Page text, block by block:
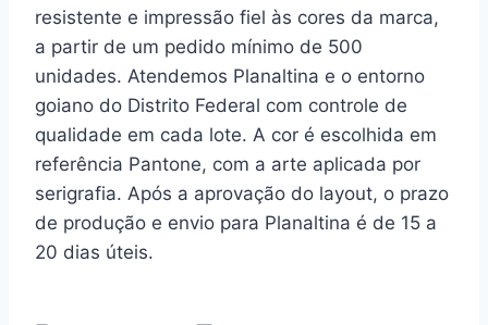
resistente e impressão fiel às cores da marca,
a partir de um pedido mínimo de 500
unidades. Atendemos Planaltina e o entorno
goiano do Distrito Federal com controle de
qualidade em cada lote. A cor é escolhida em
referência Pantone, com a arte aplicada por
serigrafia. Após a aprovação do layout, o prazo
de produção e envio para Planaltina é de 15 a
20 dias úteis.